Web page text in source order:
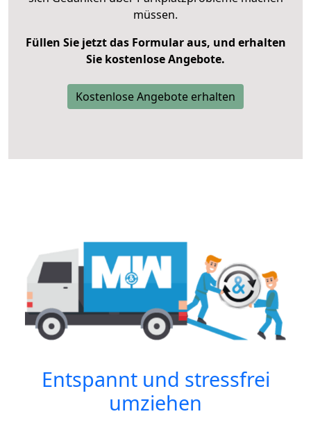
müssen.
Füllen Sie jetzt das Formular aus, und erhalten
Sie kostenlose Angebote.
Kostenlose Angebote erhalten
Entspannt und stressfrei
umziehen